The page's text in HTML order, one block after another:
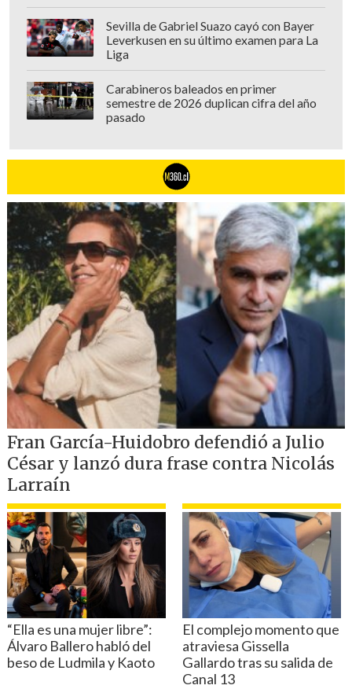
Sevilla de Gabriel Suazo cayó con Bayer
Leverkusen en su último examen para La
Liga
Carabineros baleados en primer
semestre de 2026 duplican cifra del año
pasado